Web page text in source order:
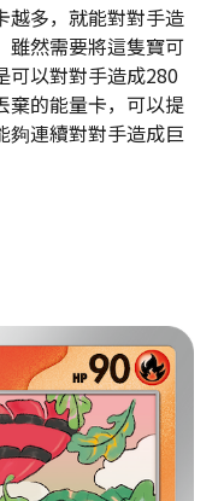
越多，就能對對手造
雖然需要將這隻寶可
可以對對手造成280
棄的能量卡，可以提
夠連續對對手造成巨